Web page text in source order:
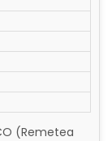
(Remetea